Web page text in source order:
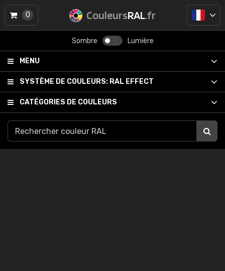
CouleursRAL.fr
Sombre Lumière
MENU
SYSTÈME DE COULEURS: RAL EFFECT
CATÉGORIES DE COULEURS
0